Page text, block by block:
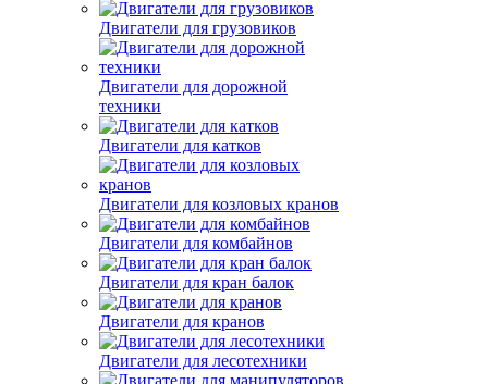
Двигатели для грузовиков
Двигатели для дорожной
техники
Двигатели для катков
Двигатели для козловых кранов
Двигатели для комбайнов
Двигатели для кран балок
Двигатели для кранов
Двигатели для лесотехники